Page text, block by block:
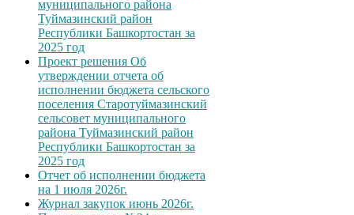
муниципального района
Туймазинский район
Республики Башкортостан за
2025 год
Проект решения Об
утверждении отчета об
исполнении бюджета сельского
поселения Старотуймазинский
сельсовет муниципального
района Туймазинский район
Республики Башкортостан за
2025 год
Отчет об исполнении бюджета
на 1 июля 2026г.
Журнал закупок июнь 2026г.